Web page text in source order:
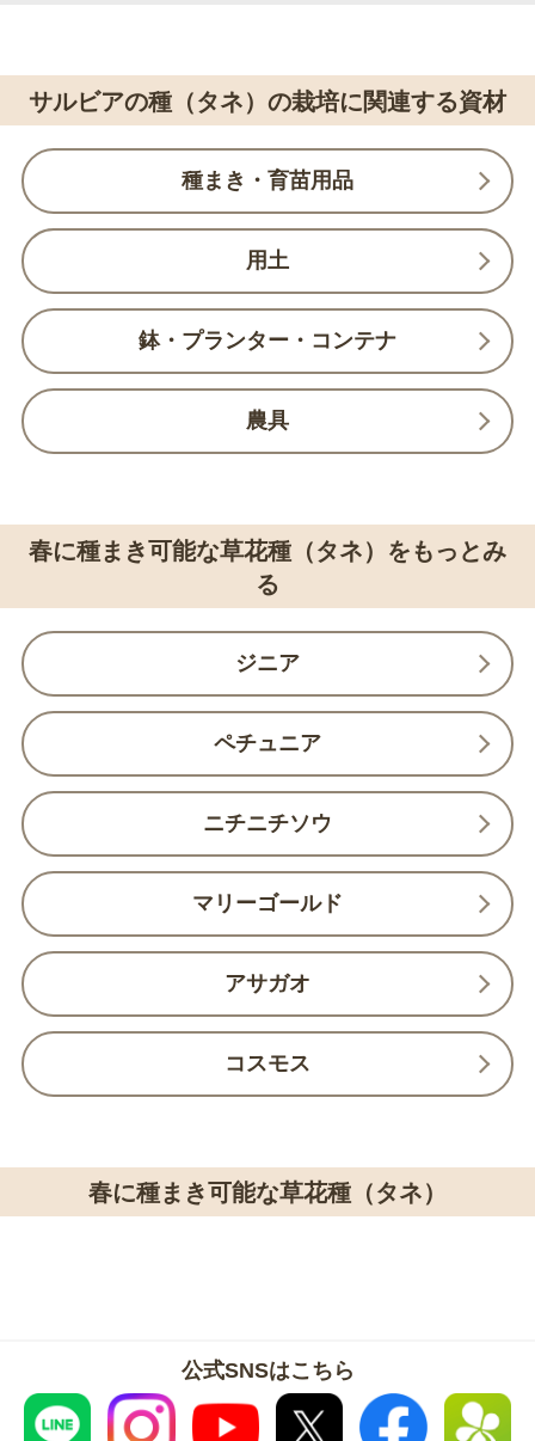
サルビアの種（タネ）の栽培に関連する資材
種まき・育苗用品
用土
鉢・プランター・コンテナ
農具
春に種まき可能な草花種（タネ）をもっとみ
る
ジニア
ペチュニア
ニチニチソウ
マリーゴールド
アサガオ
コスモス
春に種まき可能な草花種（タネ）
公式SNSはこちら